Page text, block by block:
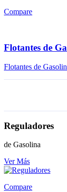
Compare
Flotantes de
Flotantes de
Reguladores
de Gasolina
Ver Más
Compare